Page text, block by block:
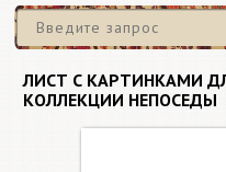
ЛИСТ С КАРТИНКАМИ
КОЛЛЕКЦИИ НЕПОСЕДЫ